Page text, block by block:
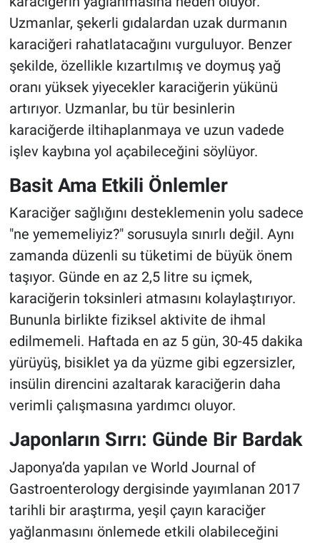
Uzmanlar, şekerli gıdalardan uzak durmanın
karaciğeri rahatlatacağını vurguluyor. Benzer
şekilde, özellikle kızartılmış ve doymuş yağ
oranı yüksek yiyecekler karaciğerin yükünü
artırıyor. Uzmanlar, bu tür besinlerin
karaciğerde iltihaplanmaya ve uzun vadede
işlev kaybına yol açabileceğini söylüyor.
Basit Ama Etkili Önlemler
Karaciğer sağlığını desteklemenin yolu sadece
"ne yememeliyiz?" sorusuyla sınırlı değil. Aynı
zamanda düzenli su tüketimi de büyük önem
taşıyor. Günde en az 2,5 litre su içmek,
karaciğerin toksinleri atmasını kolaylaştırıyor.
Bununla birlikte fiziksel aktivite de ihmal
edilmemeli. Haftada en az 5 gün, 30-45 dakika
yürüyüş, bisiklet ya da yüzme gibi egzersizler,
insülin direncini azaltarak karaciğerin daha
verimli çalışmasına yardımcı oluyor.
Japonların Sırrı: Günde Bir Bardak
Japonya’da yapılan ve World Journal of
Gastroenterology dergisinde yayımlanan 2017
tarihli bir araştırma, yeşil çayın karaciğer
yağlanmasını önlemede etkili olabileceğini